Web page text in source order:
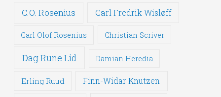
C.O. Rosenius Carl Fredrik Wisløff
Carl Olof Rosenius Christian Scriver
Dag Rune Lid Damian Heredia
Erling Ruud Finn-Widar Knutzen